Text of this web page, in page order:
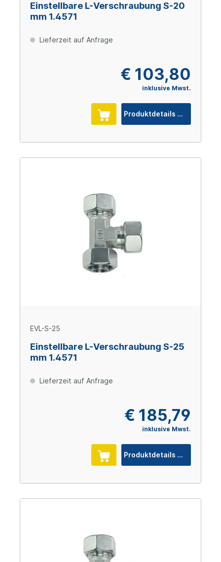
Einstellbare L-Verschraubung S-20
mm 1.4571
Lieferzeit auf Anfrage
€ 103,80
inklusive Mwst.
Produktdetails
EVL-S-25
Einstellbare L-Verschraubung S-25
mm 1.4571
Lieferzeit auf Anfrage
€ 185,79
inklusive Mwst.
Produktdetails